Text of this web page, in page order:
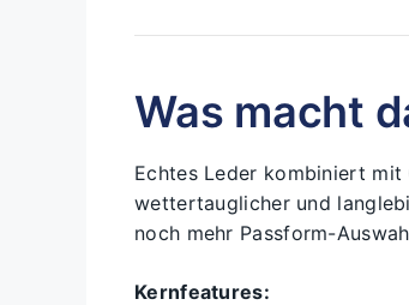
Was macht
Echtes Leder kombiniert
wettertauglicher und
noch mehr Passform-
Kernfeatures: